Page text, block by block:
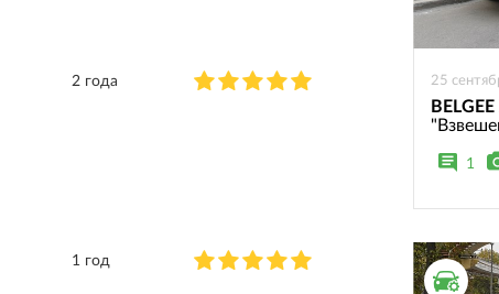
2 года
1 год
25
1